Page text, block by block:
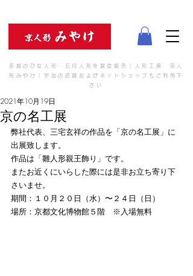
京都のひな人形・五月人形を製造販売｜人形工房 京人
形みやけ｜宇治の店舗およびネットショップもご利用下
さい
京の名工展
2021年10月19日
弊社代表、三宅玄祥の作品を「京の名工展」に
出展致します。
作品は「雛人形親王飾り」です。
またお近くにいらした際には是非お立ち寄り下
さいませ。
期間：１０月２０日（水）〜２４日（日）
場所：京都文化博物館５階　※入場無料